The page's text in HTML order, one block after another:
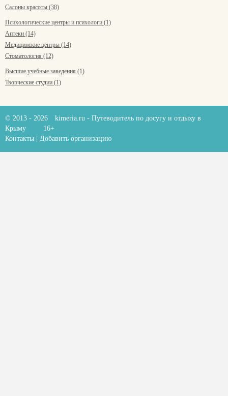
Салоны красоты (38)
Психологические центры и психологи (1)
Аптеки (14)
Медицинские центры (14)
Стоматология (12)
Высшие учебные заведения (1)
Творческие студии (1)
© 2013 - 2026 kimeria.ru - Путеводитель по досугу и отдыху в
Крыму
16+
Контакты
Добавить организацию